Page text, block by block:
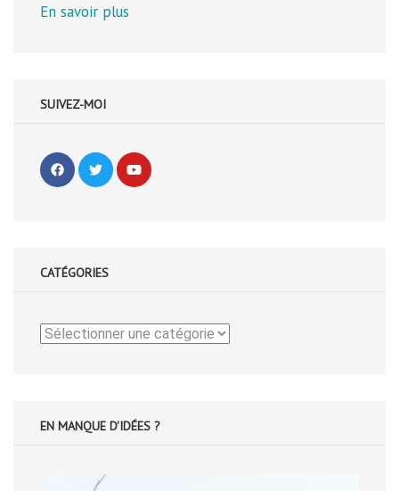
En savoir plus
SUIVEZ-MOI
CATÉGORIES
Catégories
EN MANQUE D'IDÉES ?